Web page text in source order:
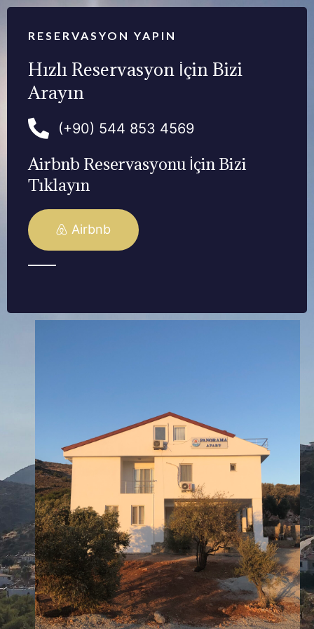
RESERVASYON YAPIN
Hızlı Reservasyon İçin Bizi
Arayın
(+90) 544 853 4569
Airbnb Reservasyonu İçin Bizi
Tıklayın
Airbnb